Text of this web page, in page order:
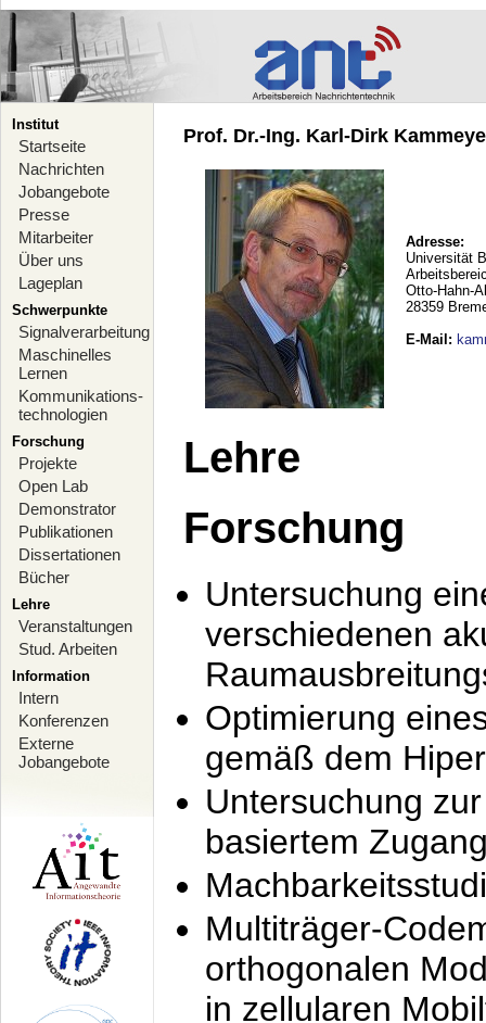
Institut
Startseite
Nachrichten
Jobangebote
Presse
Mitarbeiter
Über uns
Lageplan
Schwerpunkte
Signalverarbeitung
Maschinelles
Lernen
Kommunikations-
technologien
Forschung
Projekte
Open Lab
Demonstrator
Publikationen
Dissertationen
Bücher
Lehre
Veranstaltungen
Stud. Arbeiten
Information
Intern
Konferenzen
Externe
Jobangebote
Prof. Dr.-Ing. Karl-Dirk
Adresse:
Universität
Otto-Hahn-
28359
E-Mail :
Lehre
Forschung
Untersuchung
verschiedenen
Optimierung
gemäß dem
Untersuchung
basiertem
Multiträger-
orthogonalen
in zellularen